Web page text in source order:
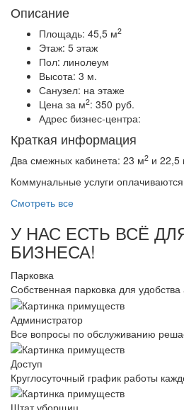
Описание
Площадь: 45,5 м2
Этаж: 5 этаж
Пол: линолеум
Высота: 3 м.
Санузел: на этаже
Цена за м2: 350 руб.
Адрес бизнес-центра:
Краткая информация
Два смежных кабинета: 23 м2 и 22,5
Коммунальные услуги
Смотреть все
У НАС ЕСТЬ ВСЁ
БИЗНЕСА!
Парковка
Собственная парковка для
Администратор
Все вопросы по обслуживанию
Доступ
Круглосуточный график работы